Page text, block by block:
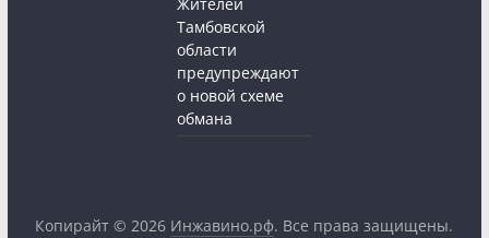
Жителей
Тамбовской
области
предупреждают
о новой схеме
обмана
Копирайт © 2026 Инжавино.рф. Все права защищены.